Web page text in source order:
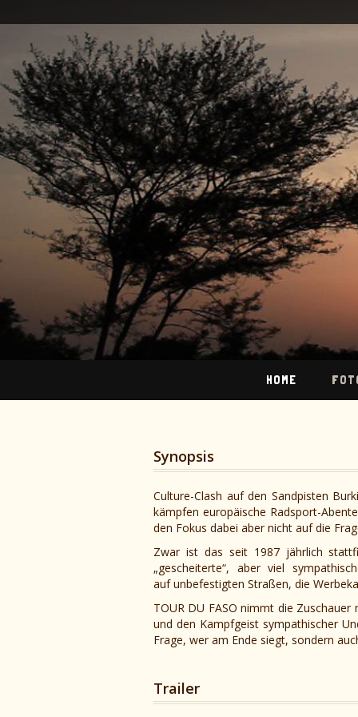
HOME
Synopsis
Culture-Clash auf den Sandpisten
kämpfen europäische Radsport-
den Fokus dabei aber nicht auf die
Zwar ist das seit 1987 jährlich
„gescheiterte“, aber viel
auf unbefestigten Straßen, die
TOUR DU FASO nimmt die
und den Kampfgeist sympathischer
Frage, wer am Ende siegt, sondern
Trailer